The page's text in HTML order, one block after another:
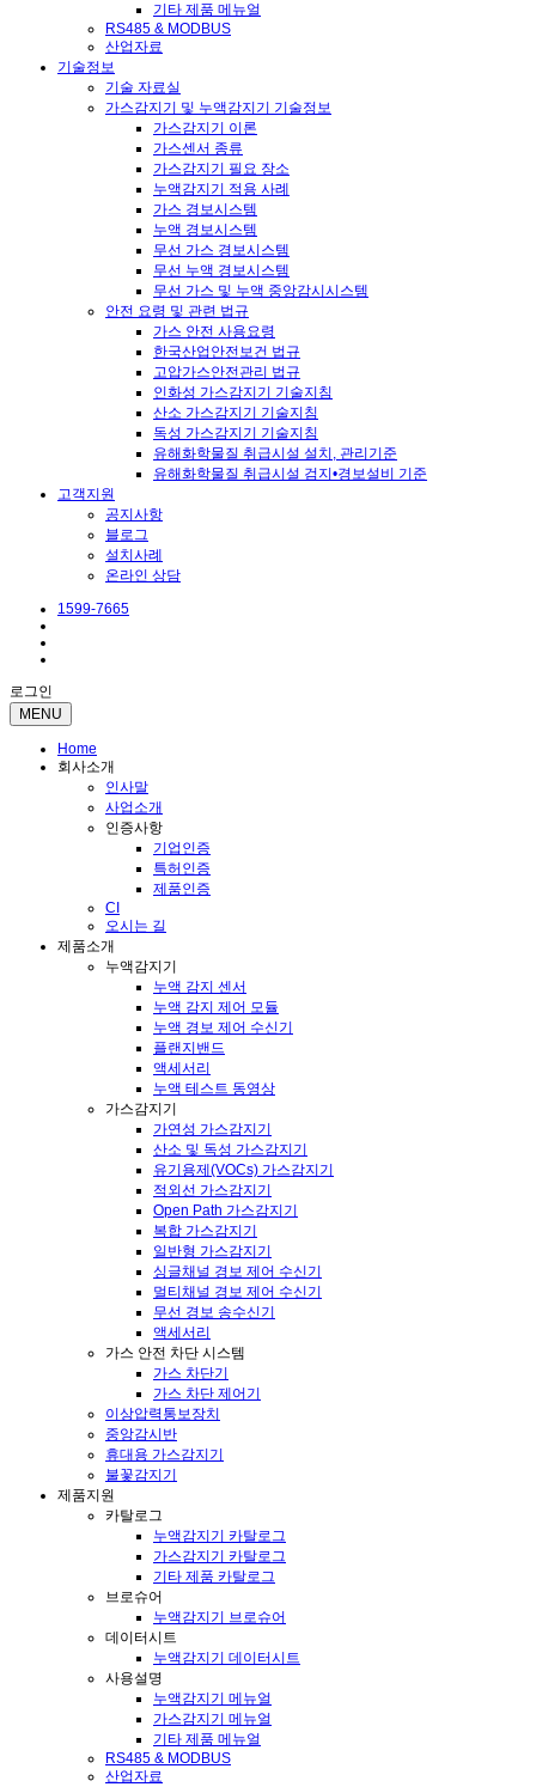
기타 제품 메뉴얼
RS485 & MODBUS
산업자료
기술정보
기술 자료실
가스감지기 및 누액감지기 기술정보
가스감지기 이론
가스센서 종류
가스감지기 필요 장소
누액감지기 적용 사례
가스 경보시스템
누액 경보시스템
무선 가스 경보시스템
무선 누액 경보시스템
무선 가스 및 누액 중앙감시시스템
안전 요령 및 관련 법규
가스 안전 사용요령
한국산업안전보건 법규
고압가스안전관리 법규
인화성 가스감지기 기술지침
산소 가스감지기 기술지침
독성 가스감지기 기술지침
유해화학물질 취급시설 설치, 관리기준
유해화학물질 취급시설 검지•경보설비 기준
고객지원
공지사항
블로그
설치사례
온라인 상담
1599-7665
로그인
MENU
Home
회사소개
인사말
사업소개
인증사항
기업인증
특허인증
제품인증
CI
오시는 길
제품소개
누액감지기
누액 감지 센서
누액 감지 제어 모듈
누액 경보 제어 수신기
플랜지밴드
액세서리
누액 테스트 동영상
가스감지기
가연성 가스감지기
산소 및 독성 가스감지기
유기용제(VOCs) 가스감지기
적외선 가스감지기
Open Path 가스감지기
복합 가스감지기
일반형 가스감지기
싱글채널 경보 제어 수신기
멀티채널 경보 제어 수신기
무선 경보 송수신기
액세서리
가스 안전 차단 시스템
가스 차단기
가스 차단 제어기
이상압력통보장치
중앙감시반
휴대용 가스감지기
불꽃감지기
제품지원
카탈로그
누액감지기 카탈로그
가스감지기 카탈로그
기타 제품 카탈로그
브로슈어
누액감지기 브로슈어
데이터시트
누액감지기 데이터시트
사용설명
누액감지기 메뉴얼
가스감지기 메뉴얼
기타 제품 메뉴얼
RS485 & MODBUS
산업자료